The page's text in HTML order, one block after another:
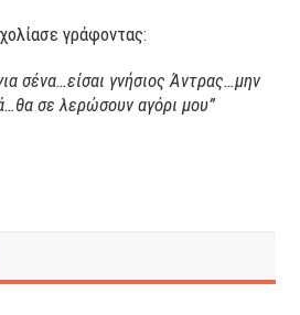
γράφοντας:
σένα…είσαι γνήσιος Άντρας…μην
σε λερώσουν αγόρι μου”